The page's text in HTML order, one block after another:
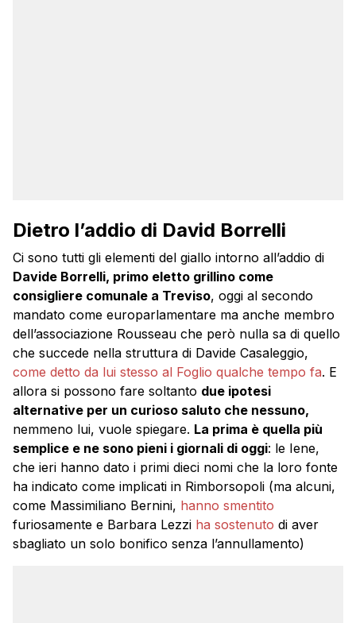
Dietro l’addio di David Borrelli
Ci sono tutti gli elementi del giallo intorno all’addio di
Davide Borrelli, primo eletto grillino come
consigliere comunale a Treviso, oggi al secondo
mandato come europarlamentare ma anche membro
dell’associazione Rousseau che però nulla sa di quello
che succede nella struttura di Davide Casaleggio,
come detto da lui stesso al Foglio qualche tempo fa. E
allora si possono fare soltanto due ipotesi
alternative per un curioso saluto che nessuno,
nemmeno lui, vuole spiegare. La prima è quella più
semplice e ne sono pieni i giornali di oggi: le Iene,
che ieri hanno dato i primi dieci nomi che la loro fonte
ha indicato come implicati in Rimborsopoli (ma alcuni,
come Massimiliano Bernini, hanno smentito
furiosamente e Barbara Lezzi ha sostenuto di aver
sbagliato un solo bonifico senza l’annullamento)